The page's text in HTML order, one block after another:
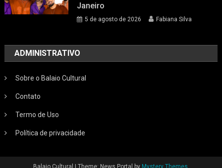
Janeiro
5 de agosto de 2026 Fabiana Silva
ADMINISTRATIVO
Sobre o Balaio Cultural
Contato
Termo de Uso
Política de privacidade
Balaio Cultural | Theme: News Portal by Mystery Themes